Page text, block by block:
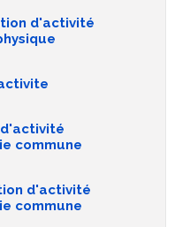
d'activité
commune
d'activité
commune